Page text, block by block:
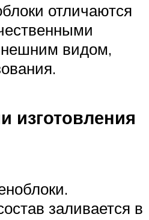
отличаются
видом,
изготовления
заливается в